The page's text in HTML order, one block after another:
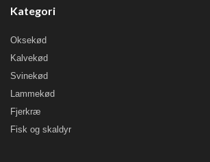
Kategori
Oksekød
Kalvekød
Svinekød
Lammekød
Fjerkræ
Fisk og skaldyr